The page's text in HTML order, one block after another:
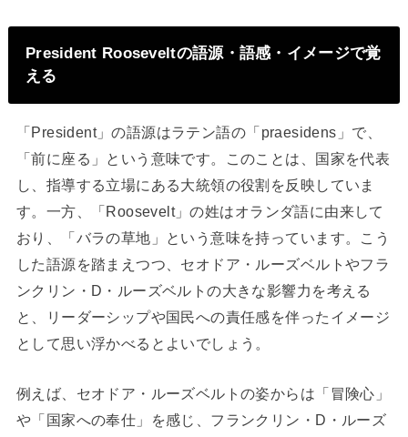
President Rooseveltの語源・語感・イメージで覚
える
「President」の語源はラテン語の「praesidens」で、
「前に座る」という意味です。このことは、国家を代表
し、指導する立場にある大統領の役割を反映していま
す。一方、「Roosevelt」の姓はオランダ語に由来して
おり、「バラの草地」という意味を持っています。こう
した語源を踏まえつつ、セオドア・ルーズベルトやフラ
ンクリン・D・ルーズベルトの大きな影響力を考える
と、リーダーシップや国民への責任感を伴ったイメージ
として思い浮かべるとよいでしょう。
例えば、セオドア・ルーズベルトの姿からは「冒険心」
や「国家への奉仕」を感じ、フランクリン・D・ルーズ